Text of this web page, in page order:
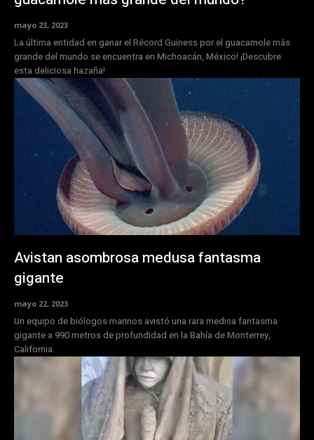
mayo 23, 2023
La última entidad en ganar el Récord Guiness por el guacamole más
grande del mundo se encuentra en Michoacán, México! ¡Descubre
esta deliciosa hazaña!
Avistan asombrosa medusa fantasma
gigante
mayo 22, 2023
Un equipo de biólogos marinos avistó una rara medisa fantasma
gigante a 990 metros de profundidad en la Bahía de Monterrey,
California.